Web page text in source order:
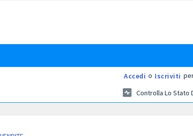
Accedi o Iscriviti
Controlla Lo Stato